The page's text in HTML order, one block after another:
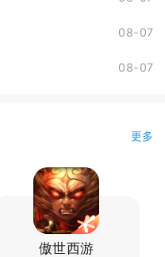
08-07
08-07
更多
傲世西游